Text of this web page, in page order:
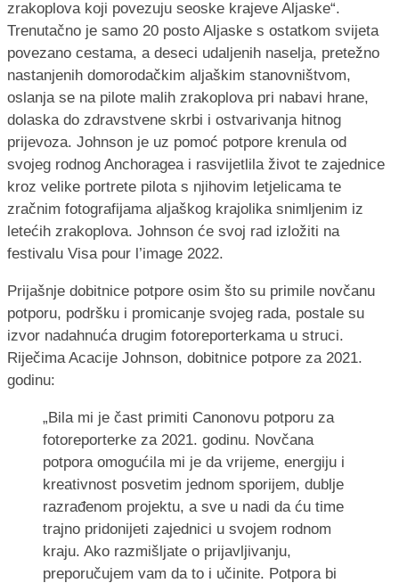
zrakoplova koji povezuju seoske krajeve Aljaske“.
Trenutačno je samo 20 posto Aljaske s ostatkom svijeta
povezano cestama, a deseci udaljenih naselja, pretežno
nastanjenih domorodačkim aljaškim stanovništvom,
oslanja se na pilote malih zrakoplova pri nabavi hrane,
dolaska do zdravstvene skrbi i ostvarivanja hitnog
prijevoza. Johnson je uz pomoć potpore krenula od
svojeg rodnog Anchoragea i rasvijetlila život te zajednice
kroz velike portrete pilota s njihovim letjelicama te
zračnim fotografijama aljaškog krajolika snimljenim iz
letećih zrakoplova. Johnson će svoj rad izložiti na
festivalu Visa pour l’image 2022.
Prijašnje dobitnice potpore osim što su primile novčanu
potporu, podršku i promicanje svojeg rada, postale su
izvor nadahnuća drugim fotoreporterkama u struci.
Riječima Acacije Johnson, dobitnice potpore za 2021.
godinu:
„Bila mi je čast primiti Canonovu potporu za
fotoreporterke za 2021. godinu. Novčana
potpora omogućila mi je da vrijeme, energiju i
kreativnost posvetim jednom sporijem, dublje
razrađenom projektu, a sve u nadi da ću time
trajno pridonijeti zajednici u svojem rodnom
kraju. Ako razmišljate o prijavljivanju,
preporučujem vam da to i učinite. Potpora bi